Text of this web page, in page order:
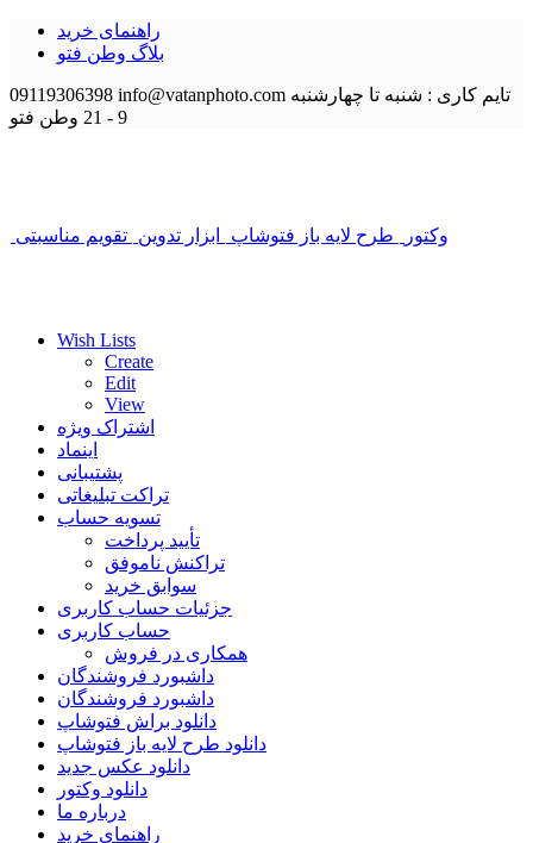
راهنمای خرید
بلاگ وطن فتو
09119306398 info@vatanphoto.com تایم کاری : شنبه تا چهارشنبه
9 - 21
وطن فتو
وکتور طرح لایه باز فتوشاپ ابزار تدوین تقویم مناسبتی
Wish Lists
Create
Edit
View
اشتراک ویژه
اینماد
پشتیبانی
تراکت تبلیغاتی
تسویه حساب
تأیید پرداخت
تراکنش ناموفق
سوابق خرید
جزئیات حساب کاربری
حساب کاربری
همکاری در فروش
داشبورد فروشندگان
داشبورد فروشندگان
دانلود براش فتوشاپ
دانلود طرح لایه باز فتوشاپ
دانلود عکس جدید
دانلود وکتور
درباره ما
راهنمای خرید